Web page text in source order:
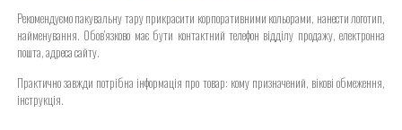
Рекомендуємо пакувальну тару прикрасити корпоративними кольорами, нанести логотип,
найменування. Обов’язково має бути контактний телефон відділу продажу, електронна
пошта, адреса сайту.
Практично завжди потрібна інформація про товар: кому призначений, вікові обмеження,
інструкція.